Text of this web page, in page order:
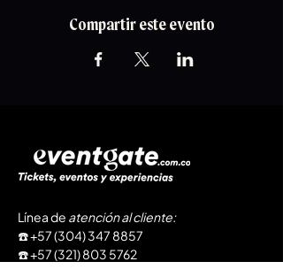
Compartir este evento
Línea de atención al cliente:
​☎️+57 (304) 347 8857
☎️+57 (321) 803 5762